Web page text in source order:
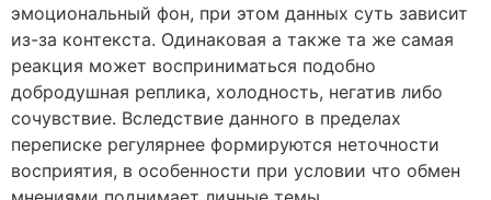
эмоциональный фон, при этом данных суть зависит
из-за контекста. Одинаковая а также та же самая
реакция может восприниматься подобно
добродушная реплика, холодность, негатив либо
сочувствие. Вследствие данного в пределах
переписке регулярнее формируются неточности
восприятия, в особенности при условии что обмен